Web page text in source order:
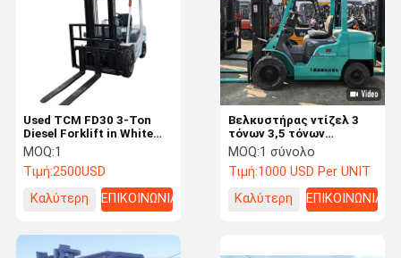
Used TCM FD30 3-Ton
Diesel Forklift in White
4m Lifting with Center
Cylinder in Automotive
and Industrial Facilities
MOQ:1
Τιμή:2500USD
Καλύτερη
ΕΠΙΚΟΙΝΩΝΙΑ
Βελκυστήρας ντίζελ 3
τόνων 3,5 τόνων
Χρησιμοποιούμενος
Βελκυστήρας
Montacargas με
κινητήρα Nissan /
Mitsubishi / Isuzu
MOQ:1 σύνολο
Τιμή:1000 USD Per UNIT
Καλύτερη
ΕΠΙΚΟΙΝΩΝΙΑ